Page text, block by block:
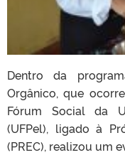
Dentro da
Orgânico, que
Fórum Social da
(UFPel), ligado à
(PREC), realizou um